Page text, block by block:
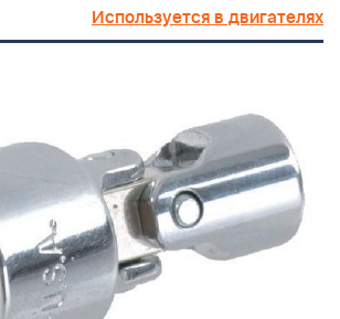
Используется в двигателях